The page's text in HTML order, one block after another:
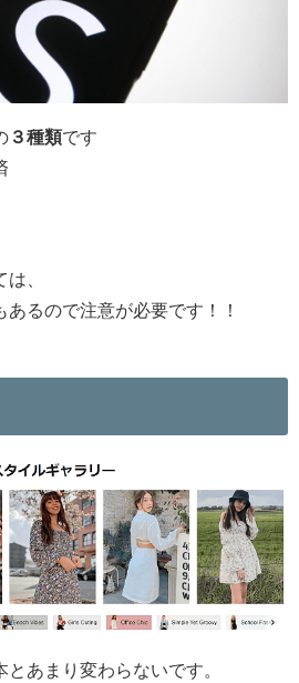
３種類です
、
るので注意が必要です！！
あまり変わらないです。